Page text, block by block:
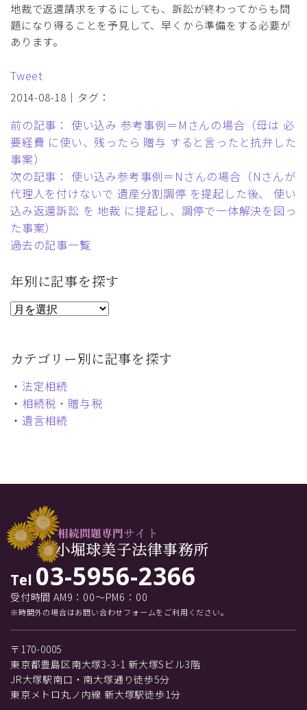
地裁で返還請求をするにしても、訴訟が終わってからも問
題になり得ることを予見して、早くから準備をする必要が
あります。
Tweet
2014-08-18｜タグ：
前の記事： 使い込み 参考事例＝Mさんの場合（母は 必
要経費 に使い、残ったら 贈与 すると言ったと抗弁した
事案）
次の記事： 使い込み参考事例＝Nさんの場合（Nさんが
代理人を付けないで 遺産分割調停 を提起した後、 使い
込み返還訴訟 を 地裁 に提起し、調停で一体解決を図っ
た事案）
過去の記事一覧
年別に記事を探す
カテゴリー別に記事を探す
・ 法定相続
・ 相続税・贈与税
・ 遺言相続
Tel 03-5956-2366
受付時間 AM9：00～PM6：00
※時間外の場合はお問い合わせフォームをご利用ください。
〒170-0005
東京都豊島区南大塚3-3-1 新大塚Sビル3階
JR大塚駅南口・南大塚通り徒歩5分
東京メトロ丸ノ内線 新大塚駅徒歩1分